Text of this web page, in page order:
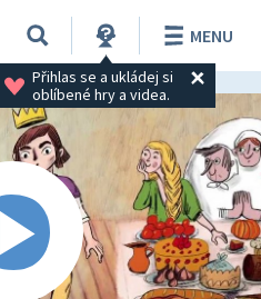
Přihlas se a ukládej si
oblíbené hry a videa.
MENU